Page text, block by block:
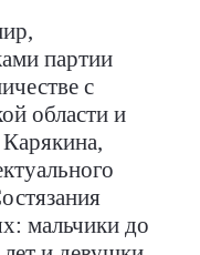
партии
с
области и
мальчики до